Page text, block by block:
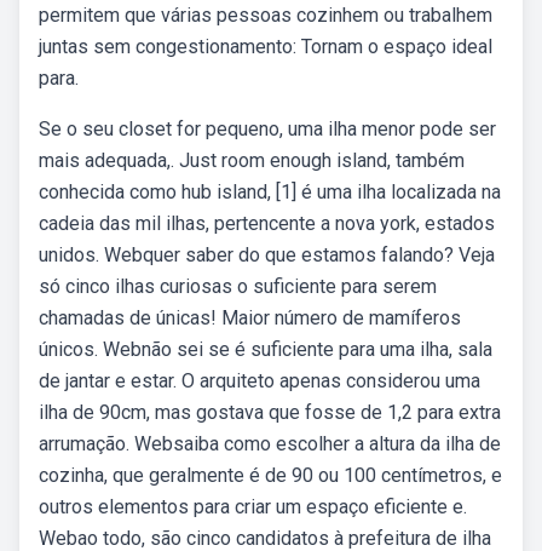
permitem que várias pessoas cozinhem ou trabalhem
juntas sem congestionamento: Tornam o espaço ideal
para.
Se o seu closet for pequeno, uma ilha menor pode ser
mais adequada,. Just room enough island, também
conhecida como hub island, [1] é uma ilha localizada na
cadeia das mil ilhas, pertencente a nova york, estados
unidos. Webquer saber do que estamos falando? Veja
só cinco ilhas curiosas o suficiente para serem
chamadas de únicas! Maior número de mamíferos
únicos. Webnão sei se é suficiente para uma ilha, sala
de jantar e estar. O arquiteto apenas considerou uma
ilha de 90cm, mas gostava que fosse de 1,2 para extra
arrumação. Websaiba como escolher a altura da ilha de
cozinha, que geralmente é de 90 ou 100 centímetros, e
outros elementos para criar um espaço eficiente e.
Webao todo, são cinco candidatos à prefeitura de ilha